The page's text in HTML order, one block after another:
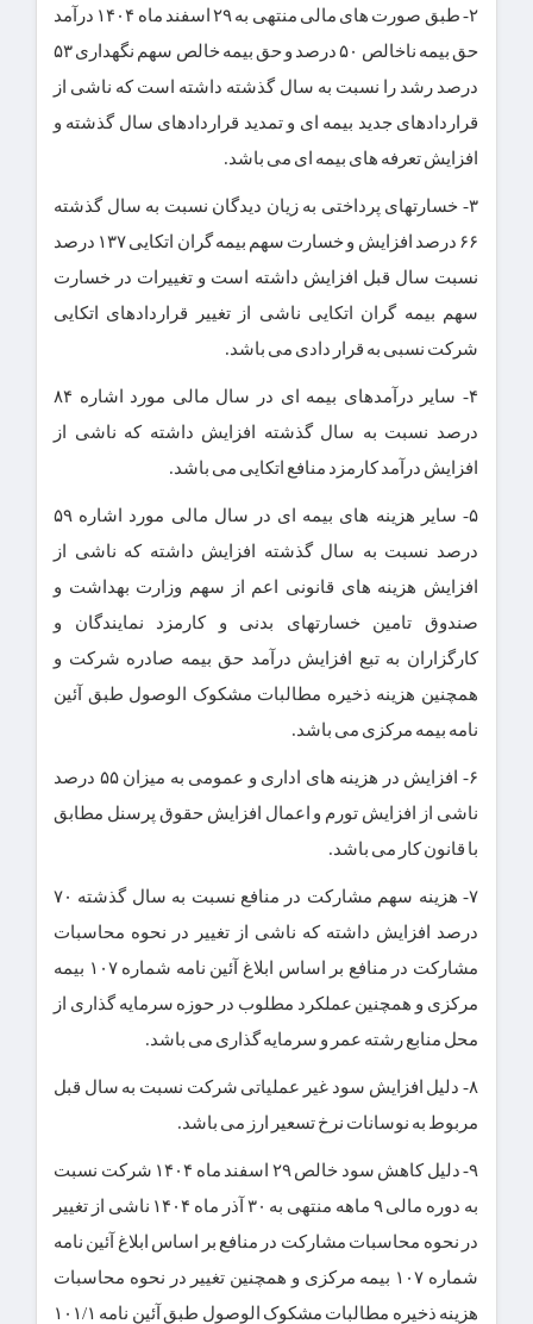
۲- طبق صورت های مالی منتهی به ۲۹ اسفند ماه ۱۴۰۴ درآمد
حق بیمه ناخالص ۵۰ درصد و حق بیمه خالص سهم نگهداری ۵۳
درصد رشد را نسبت به سال گذشته داشته است که ناشی از
قراردادهای جدید بیمه ای و تمدید قراردادهای سال گذشته و
افزایش تعرفه های بیمه ای می باشد.
۳- خسارتهای پرداختی به زیان دیدگان نسبت به سال گذشته
۶۶ درصد افزایش و خسارت سهم بیمه گران اتکایی ۱۳۷ درصد
نسبت سال قبل افزایش داشته است و تغییرات در خسارت
سهم بیمه گران اتکایی ناشی از تغییر قراردادهای اتکایی
شرکت نسبی به قرار دادی می باشد.
۴- سایر درآمدهای بیمه ای در سال مالی مورد اشاره ۸۴
درصد نسبت به سال گذشته افزایش داشته که ناشی از
افزایش درآمد کارمزد منافع اتکایی می باشد.
۵- سایر هزینه های بیمه ای در سال مالی مورد اشاره ۵۹
درصد نسبت به سال گذشته افزایش داشته که ناشی از
افزایش هزینه های قانونی اعم از سهم وزارت بهداشت و
صندوق تامین خسارتهای بدنی و کارمزد نمایندگان و
کارگزاران به تبع افزایش درآمد حق بیمه صادره شرکت و
همچنین هزینه ذخیره مطالبات مشکوک الوصول طبق آئین
نامه بیمه مرکزی می باشد.
۶- افزایش در هزینه های اداری و عمومی به میزان ۵۵ درصد
ناشی از افزایش تورم و اعمال افزایش حقوق پرسنل مطابق
با قانون کار می باشد.
۷- هزینه سهم مشارکت در منافع نسبت به سال گذشته ۷۰
درصد افزایش داشته که ناشی از تغییر در نحوه محاسبات
مشارکت در منافع بر اساس ابلاغ آئین نامه شماره ۱۰۷ بیمه
مرکزی و همچنین عملکرد مطلوب در حوزه سرمایه گذاری از
محل منابع رشته عمر و سرمایه گذاری می باشد.
۸- دلیل افزایش سود غیر عملیاتی شرکت نسبت به سال قبل
مربوط به نوسانات نرخ تسعیر ارز می باشد.
۹- دلیل کاهش سود خالص ۲۹ اسفند ماه ۱۴۰۴ شرکت نسبت
به دوره مالی ۹ ماهه منتهی به ۳۰ آذر ماه ۱۴۰۴ ناشی از تغییر
در نحوه محاسبات مشارکت در منافع بر اساس ابلاغ آئین نامه
شماره ۱۰۷ بیمه مرکزی و همچنین تغییر در نحوه محاسبات
هزینه ذخیره مطالبات مشکوک الوصول طبق آئین نامه ۱۰۱/۱